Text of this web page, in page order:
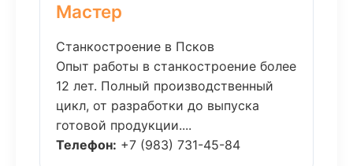
Мастер
Станкостроение в Псков
Опыт работы в станкостроение более
12 лет. Полный производственный
цикл, от разработки до выпуска
готовой продукции....
Телефон: +7 (983) 731-45-84